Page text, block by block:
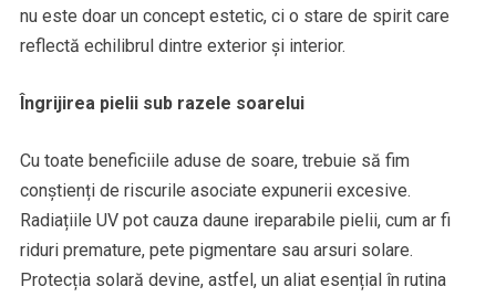
nu este doar un concept estetic, ci o stare de spirit care
reflectă echilibrul dintre exterior și interior.
Îngrijirea pielii sub razele soarelui
Cu toate beneficiile aduse de soare, trebuie să fim
conștienți de riscurile asociate expunerii excesive.
Radiațiile UV pot cauza daune ireparabile pielii, cum ar fi
riduri premature, pete pigmentare sau arsuri solare.
Protecția solară devine, astfel, un aliat esențial în rutina